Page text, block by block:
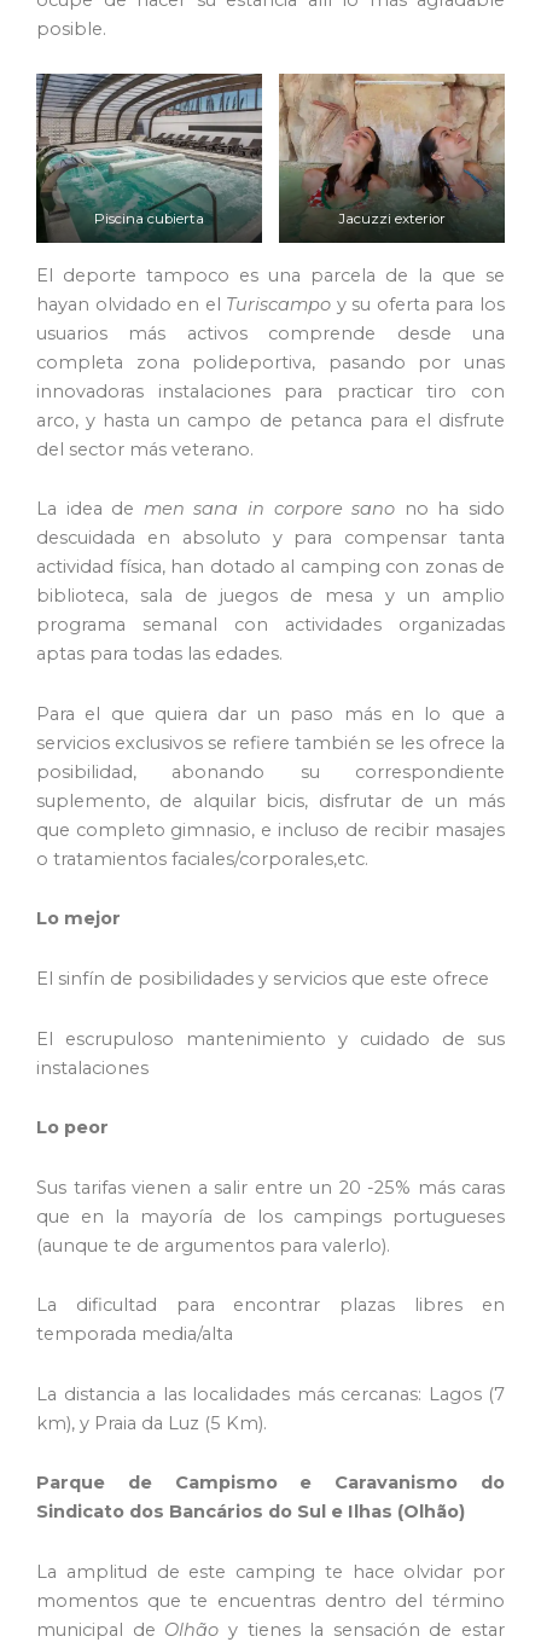
posible.
Piscina cubierta Jacuzzi exterior
El deporte tampoco es una parcela de la que se
hayan olvidado en el Turiscampo y su oferta para los
usuarios más activos comprende desde una
completa zona polideportiva, pasando por unas
innovadoras instalaciones para practicar tiro con
arco, y hasta un campo de petanca para el disfrute
del sector más veterano.
La idea de men sana in corpore sano no ha sido
descuidada en absoluto y para compensar tanta
actividad física, han dotado al camping con zonas de
biblioteca, sala de juegos de mesa y un amplio
programa semanal con actividades organizadas
aptas para todas las edades.
Para el que quiera dar un paso más en lo que a
servicios exclusivos se refiere también se les ofrece la
posibilidad, abonando su correspondiente
suplemento, de alquilar bicis, disfrutar de un más
que completo gimnasio, e incluso de recibir masajes
o tratamientos faciales/corporales,etc.
Lo mejor
El sinfín de posibilidades y servicios que este ofrece
El escrupuloso mantenimiento y cuidado de sus
instalaciones
Lo peor
Sus tarifas vienen a salir entre un 20 -25% más caras
que en la mayoría de los campings portugueses
(aunque te de argumentos para valerlo).
La dificultad para encontrar plazas libres en
temporada media/alta
La distancia a las localidades más cercanas: Lagos (7
km), y Praia da Luz (5 Km).
Parque de Campismo e Caravanismo do
Sindicato dos Bancários do Sul e Ilhas (Olhão)
La amplitud de este camping te hace olvidar por
momentos que te encuentras dentro del término
municipal de Olhão y tienes la sensación de estar